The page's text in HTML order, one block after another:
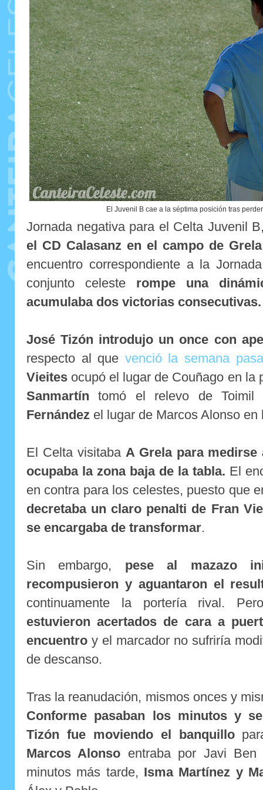
El Juvenil B cae a la séptima posición tras
Jornada negativa para el Celta Juvenil
el CD Calasanz en el campo de
encuentro correspondiente a la
conjunto celeste rompe una
acumulaba dos victorias consecutivas.
José Tizón introdujo un once con
respecto al que venció la semana
Vieites ocupó el lugar de Couñago en
Sanmartíntomó el relevo de
Fernández el lugar de Marcos Alonso
El Celta visitaba A Grela para
ocupaba la zona baja de la tabla. El
en contra para los celestes, puesto que
decretaba un claro penalti de Fran
se encargaba de transformar.
Sin embargo, pese al mazazo
recompusieron y aguantaron el
continuamente la portería rival.
estuvieron acertados de cara a
encuentro y el marcador no sufriría
de descanso.
Tras la reanudación, mismos onces y
Conforme pasaban los minutos y
Tizón fue moviendo el banquillo
Marcos Alonso entraba por Javi
minutos más tarde, Isma Martínez y